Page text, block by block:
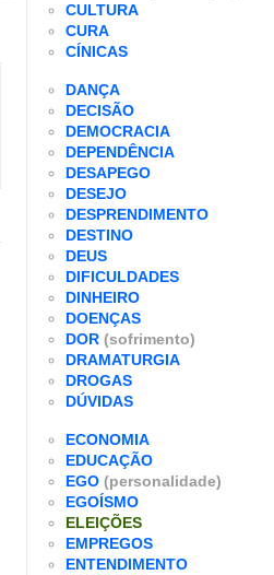
CULTURA
CURA
CÍNICAS
DANÇA
DECISÃO
DEMOCRACIA
DEPENDÊNCIA
DESAPEGO
DESEJO
DESPRENDIMENTO
DESTINO
DEUS
DIFICULDADES
DINHEIRO
DOENÇAS
DOR (sofrimento)
DRAMATURGIA
DROGAS
DÚVIDAS
ECONOMIA
EDUCAÇÃO
EGO (personalidade)
EGOÍSMO
ELEIÇÕES
EMPREGOS
ENTENDIMENTO